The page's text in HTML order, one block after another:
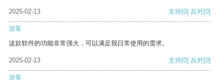
2025-02-13 支持[0] 反对[0]
游客
这款软件的功能非常强大，可以满足我日常使用的需求。
2025-02-13 支持[0] 反对[0]
游客